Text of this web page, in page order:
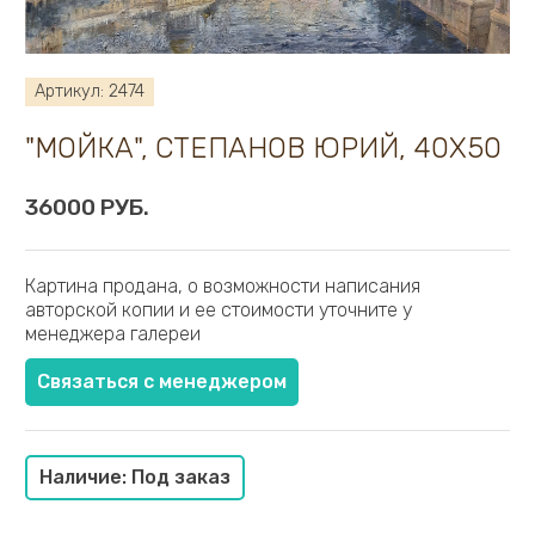
Белокур Евгения
Белоусова Ольга
Бендер Валерий
Бондарь Юрий
Богомолова Екатерина
Бояджан Александр
Буцкий Павел
Васильева Марина
Быстров Валентин
Веранес Танита
Виноградов В.
Витюк Иван
Габитов Роберт
Гавриленок Юрий
Гареев Марсель
Гаспарян Армен
Артикул: 2474
"МОЙКА", СТЕПАНОВ ЮРИЙ, 40Х50
36000 РУБ.
Картина продана, о возможности написания
авторской копии и ее стоимости уточните у
менеджера галереи
Связаться с менеджером
Наличие: Под заказ